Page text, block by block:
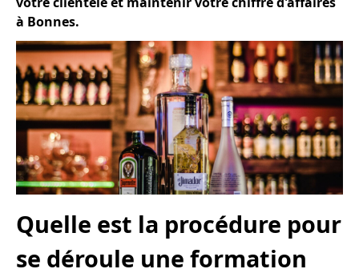
à Bonnes.
Quelle est la procédure pour
se déroule une formation